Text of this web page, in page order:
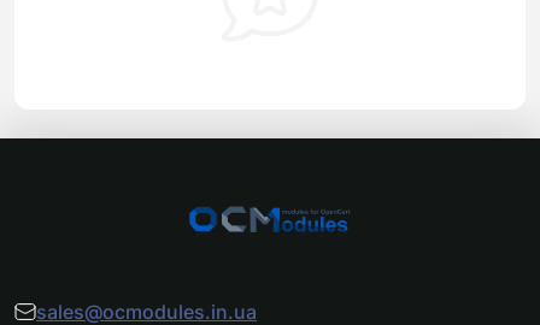
sales@ocmodules.in.ua